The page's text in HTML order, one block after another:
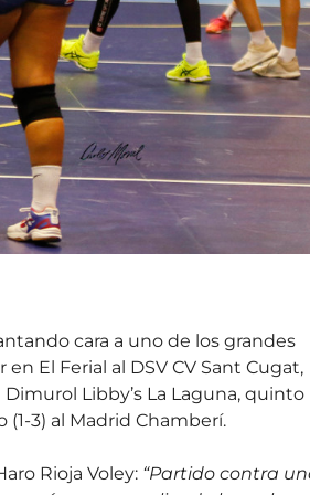
cara a uno de los grandes
en El Ferial al DSV CV Sant Cugat,
Libby’s La Laguna, quinto
3) al Madrid Chamberí.
Rioja Voley: “Partido contra